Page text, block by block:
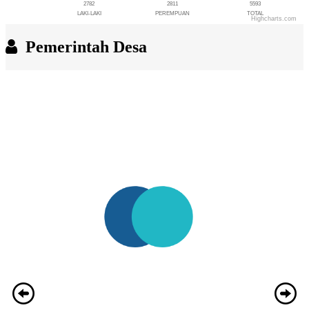
2782
LAKI-LAKI
2811
PEREMPUAN
5593
TOTAL
Highcharts.com
Pemerintah Desa